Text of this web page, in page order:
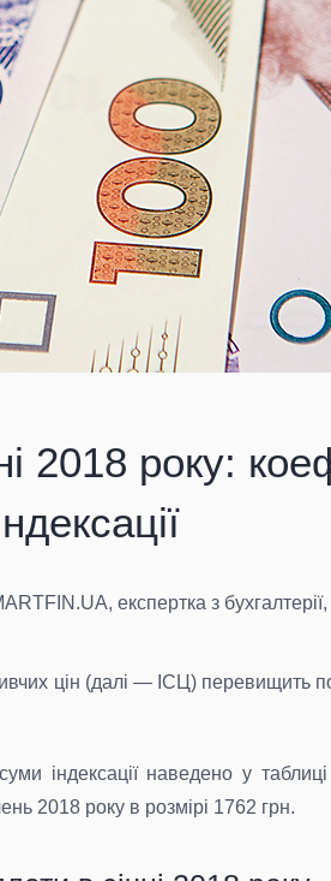
2018 року:
експертка з
цін (далі — ІСЦ) перевищить
індексації наведено у
2018 року в розмірі 1762 грн.